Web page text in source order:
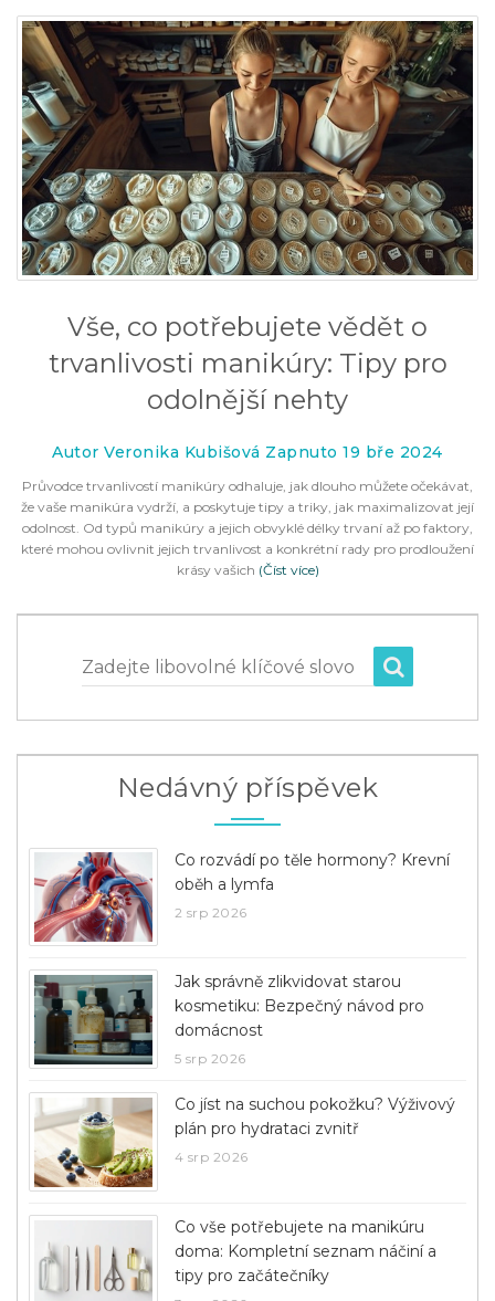
Vše, co potřebujete vědět o
trvanlivosti manikúry: Tipy pro
odolnější nehty
Autor Veronika Kubišová Zapnuto 19 bře 2024
Průvodce trvanlivostí manikúry odhaluje, jak dlouho můžete očekávat,
že vaše manikúra vydrží, a poskytuje tipy a triky, jak maximalizovat její
odolnost. Od typů manikúry a jejich obvyklé délky trvaní až po faktory,
které mohou ovlivnit jejich trvanlivost a konkrétní rady pro prodloužení
krásy vašich (Číst více)
Zadejte libovolné klíčové slovo
Nedávný příspěvek
Co rozvádí po těle hormony? Krevní
oběh a lymfa
2 srp 2026
Jak správně zlikvidovat starou
kosmetiku: Bezpečný návod pro
domácnost
5 srp 2026
Co jíst na suchou pokožku? Výživový
plán pro hydrataci zvnitř
4 srp 2026
Co vše potřebujete na manikúru
doma: Kompletní seznam náčiní a
tipy pro začátečníky